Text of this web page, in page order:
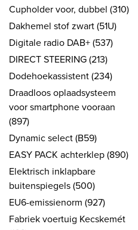
Cupholder voor, dubbel (310)
Dakhemel stof zwart (51U)
Digitale radio DAB+ (537)
DIRECT STEERING (213)
Dodehoekassistent (234)
Draadloos oplaadsysteem
voor smartphone vooraan
(897)
Dynamic select (B59)
EASY PACK achterklep (890)
Elektrisch inklapbare
buitenspiegels (500)
EU6-emissienorm (927)
Fabriek voertuig Kecskemét